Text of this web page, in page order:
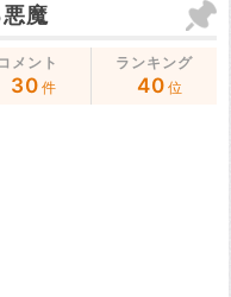
魔
コメント
30 件
ランキング
40 位